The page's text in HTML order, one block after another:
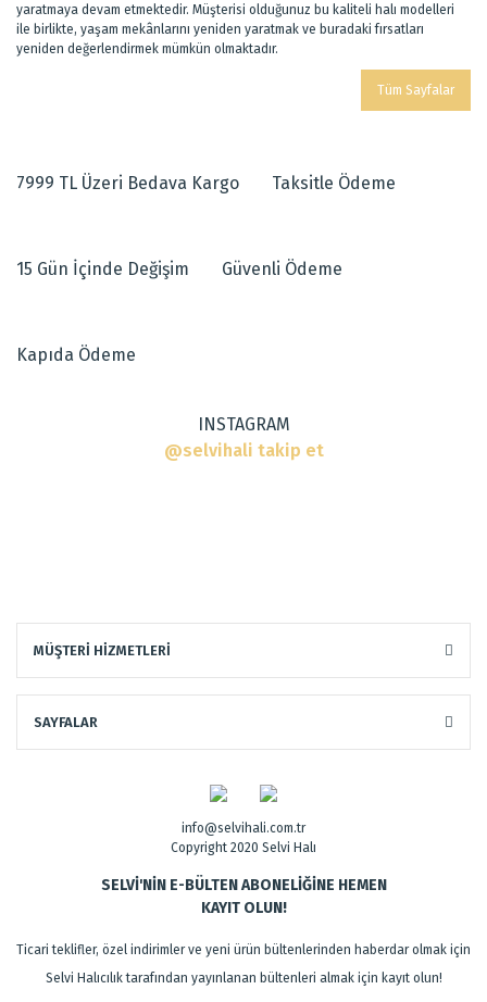
yaratmaya devam etmektedir. Müşterisi olduğunuz bu kaliteli halı modelleri
ile birlikte, yaşam mekânlarını yeniden yaratmak ve buradaki fırsatları
yeniden değerlendirmek mümkün olmaktadır.
Tüm Sayfalar
7999 TL Üzeri Bedava Kargo Taksitle Ödeme
15 Gün İçinde Değişim Güvenli Ödeme
Kapıda Ödeme
INSTAGRAM
@selvihali takip et
MÜŞTERİ HİZMETLERİ
SAYFALAR
info@selvihali.com.tr
Copyright 2020 Selvi Halı
SELVİ'NİN E-BÜLTEN ABONELİĞİNE HEMEN
KAYIT OLUN!
Ticari teklifler, özel indirimler ve yeni ürün bültenlerinden haberdar olmak için
Selvi Halıcılık tarafından yayınlanan bültenleri almak için kayıt olun!